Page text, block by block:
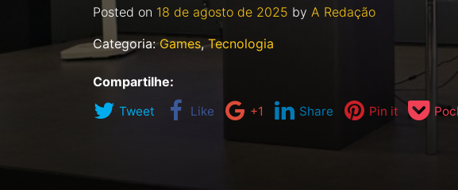
Posted on 18 de agosto de 2025 by A Redação
Categoria:Games,Tecnologia
Compartilhe:
Tweet Like +1 Share Pin it